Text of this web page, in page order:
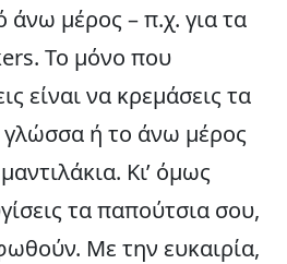
μέρος – π.χ. για τα
Το μόνο που
είναι να κρεμάσεις τα
ή το άνω μέρος
Κι’ όμως
τα παπούτσια σου,
Με την ευκαιρία,